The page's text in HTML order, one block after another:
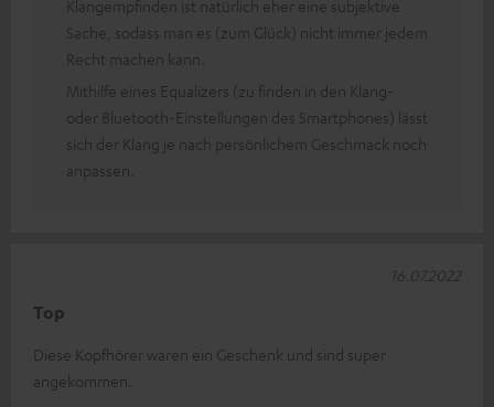
Klangempfinden ist natürlich eher eine subjektive
Sache, sodass man es (zum Glück) nicht immer jedem
Recht machen kann.
Mithilfe eines Equalizers (zu finden in den Klang-
oder Bluetooth-Einstellungen des Smartphones) lässt
sich der Klang je nach persönlichem Geschmack noch
anpassen.
Top
Diese Kopfhörer waren ein Geschenk und sind super
angekommen.
16.07.2022